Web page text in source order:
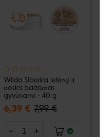
Wilda Siberica letenų ir
nosies balzamas
gyvūnams - 40 g
6,39 € 7,99 €